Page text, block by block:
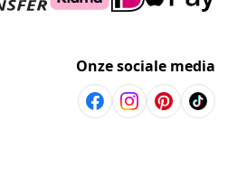
Onze sociale media